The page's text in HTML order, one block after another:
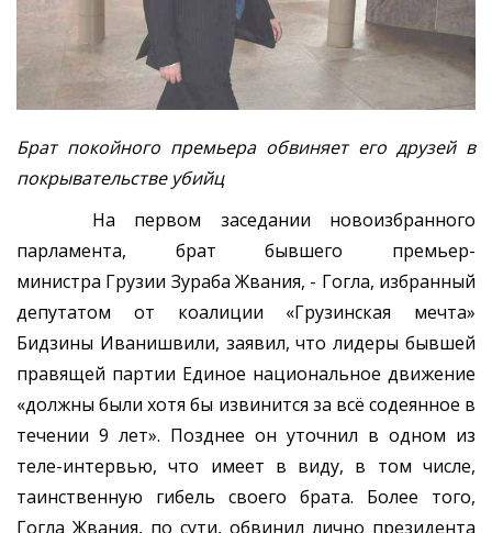
Брат покойного премьера обвиняет его друзей в
покрывательстве убийц
На первом заседании новоизбранного
парламента, брат бывшего премьер-
министра Грузии Зураба Жвания, - Гогла, избранный
депутатом от коалиции «Грузинская мечта»
Бидзины Иванишвили, заявил, что лидеры бывшей
правящей партии Единое национальное движение
«должны были хотя бы извинится за всё содеянное в
течении 9 лет». Позднее он уточнил в одном из
теле-интервью, что имеет в виду, в том числе,
таинственную гибель своего брата. Более того,
Гогла Жвания, по сути, обвинил лично президента